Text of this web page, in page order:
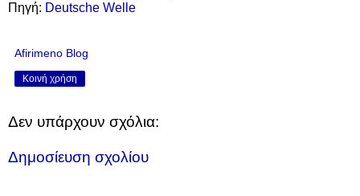
Πηγή: Deutsche Welle
Afirimeno Blog
Κοινή χρήση
Δεν υπάρχουν σχόλια:
Δημοσίευση σχολίου